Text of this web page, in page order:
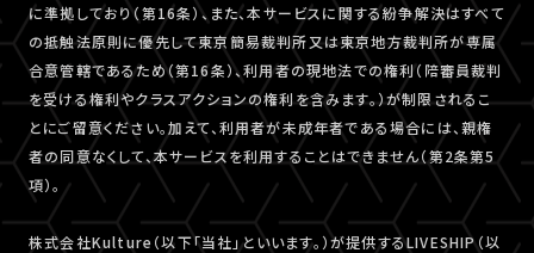
に準拠しており（第16条）、また、本サービスに関する紛争解決はすべて
の抵触法原則に優先して東京簡易裁判所又は東京地方裁判所が専属
合意管轄であるため（第16条）、利用者の現地法での権利（陪審員裁判
を受ける権利やクラスアクションの権利を含みます。）が制限されるこ
とにご留意ください。加えて、利用者が未成年者である場合には、親権
者の同意なくして、本サービスを利用することはできません（第2条第5
項）。
株式会社Kulture（以下「当社」といいます。）が提供するLIVESHIP（以